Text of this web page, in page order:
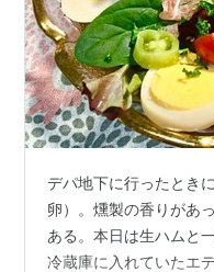
デパ地下に行ったとき
卵）。燻製の香りがあ
ある。本日は生ハムと
冷蔵庫に入れていたエ